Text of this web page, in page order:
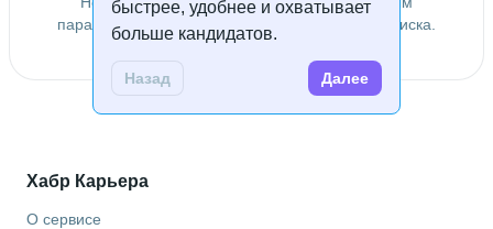
быстрее, удобнее и охватывает
больше кандидатов.
Назад Далее
параметрам. Попробуйте изменить условия поиска.
Хабр Карьера
О сервисе